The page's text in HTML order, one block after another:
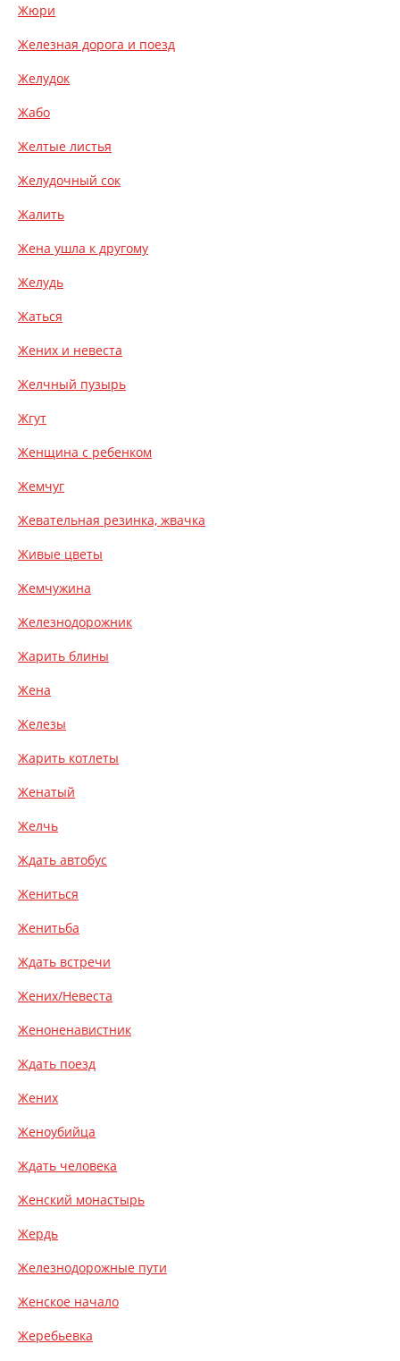
Жюри
Железная дорога и поезд
Желудок
Жабо
Желтые листья
Желудочный сок
Жалить
Жена ушла к другому
Желудь
Жаться
Жених и невеста
Желчный пузырь
Жгут
Женщина с ребенком
Жемчуг
Жевательная резинка, жвачка
Живые цветы
Жемчужина
Железнодорожник
Жарить блины
Жена
Железы
Жарить котлеты
Женатый
Желчь
Ждать автобус
Жениться
Женитьба
Ждать встречи
Жених/Невеста
Женоненавистник
Ждать поезд
Жених
Женоубийца
Ждать человека
Женский монастырь
Жердь
Железнодорожные пути
Женское начало
Жеребьевка